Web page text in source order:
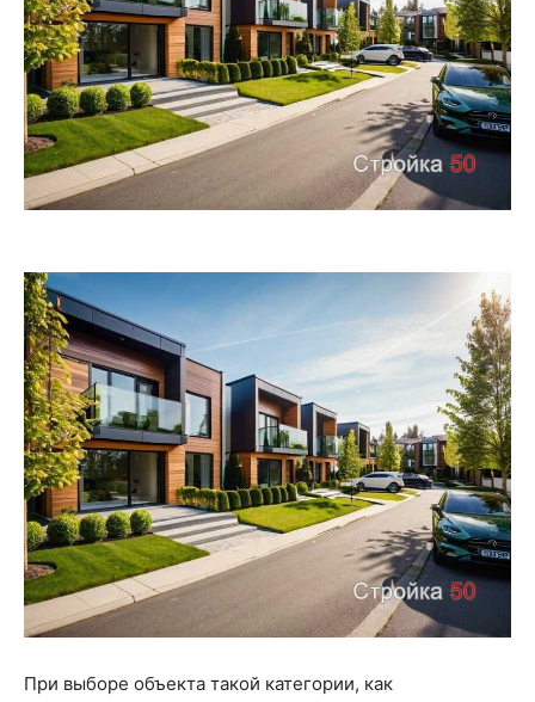
При выборе объекта такой категории, как